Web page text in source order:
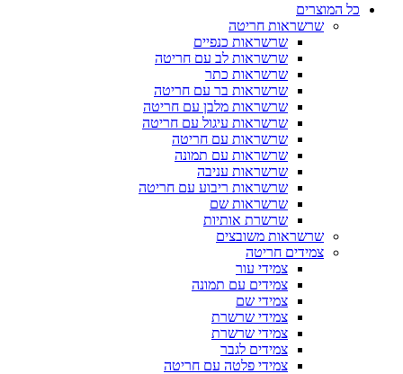
כל המוצרים
שרשראות חריטה
שרשראות כנפיים
שרשראות לב עם חריטה
שרשראות כתר
שרשראות בר עם חריטה
שרשראות מלבן עם חריטה
שרשראות עיגול עם חריטה
שרשראות עם חריטה
שרשראות עם תמונה
שרשראות עניבה
שרשראות ריבוע עם חריטה
שרשראות שם
שרשרת אותיות
שרשראות משובצים
צמידים חריטה
צמידי עור
צמידים עם תמונה
צמידי שם
צמידי שרשרת
צמידי שרשרת
צמידים לגבר
צמידי פלטה עם חריטה